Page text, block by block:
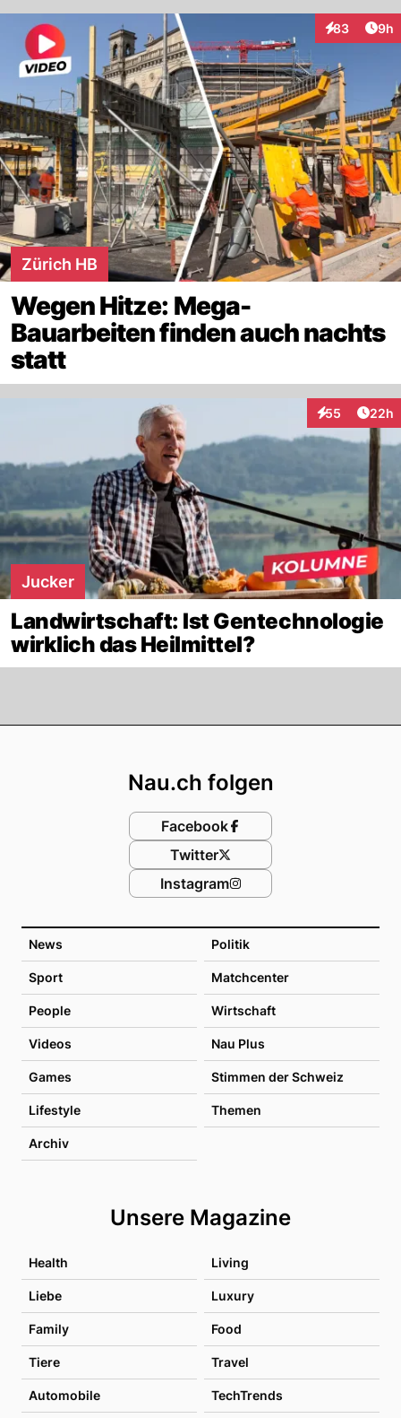
83
Interaktionen
9h
Zürich HB
Wegen Hitze: Mega-
Bauarbeiten finden auch nachts
statt
55
Interaktionen
22h
Jucker
Landwirtschaft: Ist Gentechnologie
wirklich das Heilmittel?
News Politik
Sport Matchcenter
People Wirtschaft
Videos Nau Plus
Games Stimmen der Schweiz
Lifestyle Themen
Archiv
Unsere Magazine
Health Living
Liebe Luxury
Family Food
Tiere Travel
Automobile TechTrends
Nau.ch folgen
Facebook
Twitter
Instagram